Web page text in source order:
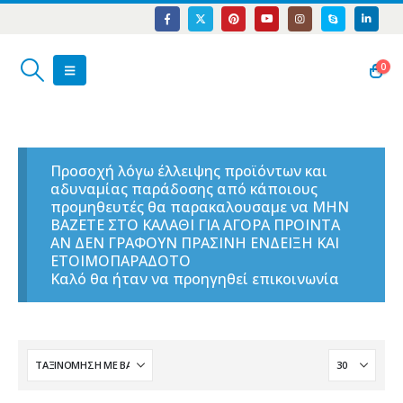
0
Προσοχή λόγω έλλειψης προϊόντων και
αδυναμίας παράδοσης από κάποιους
προμηθευτές θα παρακαλουσαμε να ΜΗΝ
ΒΑΖΕΤΕ ΣΤΟ ΚΑΛΑΘΙ ΓΙΑ ΑΓΟΡΑ ΠΡΟΙΝΤΑ
ΑΝ ΔΕΝ ΓΡΑΦΟΥΝ ΠΡΑΣΙΝΗ ΕΝΔΕΙΞΗ ΚΑΙ
ΕΤΟΙΜΟΠΑΡΑΔΟΤΟ
Καλό θα ήταν να προηγηθεί επικοινωνία